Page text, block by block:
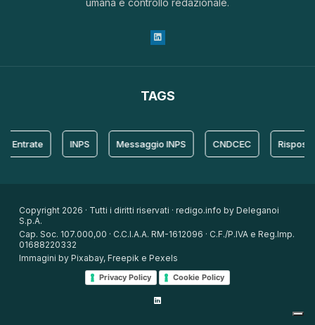
TAGS
Messaggio INPS CNDCEC Risposta
Copyright 2026 · Tutti i diritti riservati · redigo.info by Deleganoi
S.p.A.
Cap. Soc. 107.000,00 · C.C.I.A.A. RM-1612096 · C.F./P.IVA e Reg.Imp.
01688220332
Immagini by Pixabay, Freepik e Pexels
Privacy Policy Cookie Policy